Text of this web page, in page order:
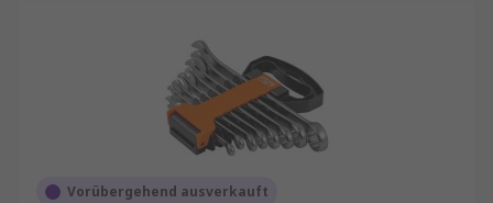
Vorübergehend ausverkauft